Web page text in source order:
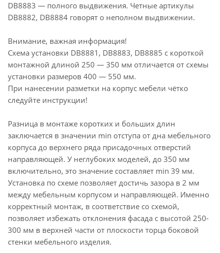
DB8883 — полного выдвижения. Четные артикулы
DB8882, DB8884 говорят о неполном выдвижении.
Внимание, важная информация!
Схема установки DB8881, DB8883, DB8885 с короткой
монтажной длиной 250 — 350 мм отличается от схемы
установки размеров 400 — 550 мм.
При нанесении разметки на корпус мебели чётко
следуйте инструкции!
Разница в монтаже коротких и больших длин
заключается в значении min отступа от дна мебельного
корпуса до верхнего ряда присадочных отверстий
направляющей. У неглубоких моделей, до 350 мм
включительно, это значение составляет min 39 мм.
Установка по схеме позволяет достичь зазора в 2 мм
между мебельным корпусом и направляющей. Именно
корректный монтаж, в соответствие со схемой,
позволяет избежать отклонения фасада с высотой 250-
300 мм в верхней части от плоскости торца боковой
стенки мебельного изделия.